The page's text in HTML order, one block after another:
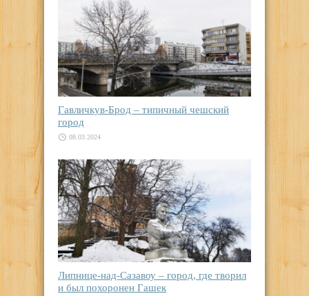
Гавличкув-Брод – типичный чешский
город
08.03.2024
Липнице-над-Сазавоу – город, где творил
и был похоронен Гашек